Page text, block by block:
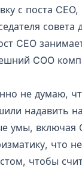
с поста
совета
CEO
COO
не думаю,
надавить
умы, включая
что
чтобы